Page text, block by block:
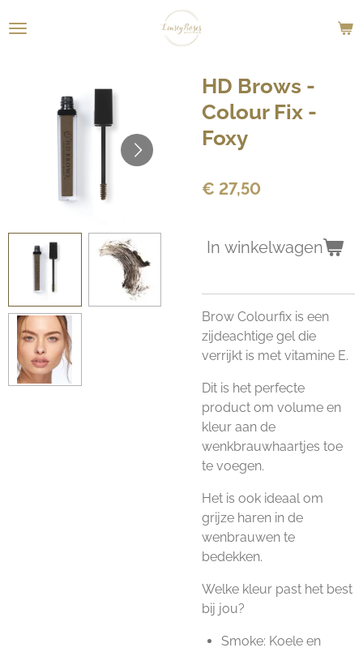
direct
hoofdinhoud
HD Brows -
Colour Fix -
Foxy
€ 27,50
In winkelwagen
Brow Colourfix is een
zijdeachtige gel die
verrijkt is met vitamine E.
Dit is het perfecte
product om volume en
kleur aan de
wenkbrauwhaartjes toe
te voegen.
Het is ook ideaal om
grijze haren in de
wenbrauwen te
bedekken.
Welke kleur past het best
bij jou?
Smoke: Koele en